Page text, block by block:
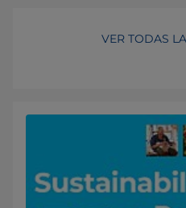
VER TODAS